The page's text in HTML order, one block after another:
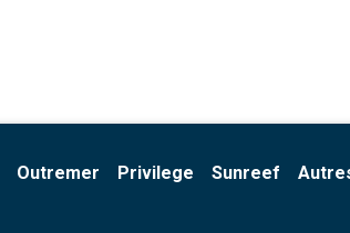
Outremer Privilege Sunreef